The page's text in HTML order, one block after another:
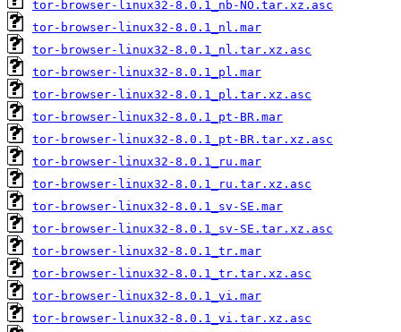
tor-browser-linux32-8.0.1_nb-NO.tar.xz.asc
tor-browser-linux32-8.0.1_nl.mar
tor-browser-linux32-8.0.1_nl.tar.xz.asc
tor-browser-linux32-8.0.1_pl.mar
tor-browser-linux32-8.0.1_pl.tar.xz.asc
tor-browser-linux32-8.0.1_pt-BR.mar
tor-browser-linux32-8.0.1_pt-BR.tar.xz.asc
tor-browser-linux32-8.0.1_ru.mar
tor-browser-linux32-8.0.1_ru.tar.xz.asc
tor-browser-linux32-8.0.1_sv-SE.mar
tor-browser-linux32-8.0.1_sv-SE.tar.xz.asc
tor-browser-linux32-8.0.1_tr.mar
tor-browser-linux32-8.0.1_tr.tar.xz.asc
tor-browser-linux32-8.0.1_vi.mar
tor-browser-linux32-8.0.1_vi.tar.xz.asc